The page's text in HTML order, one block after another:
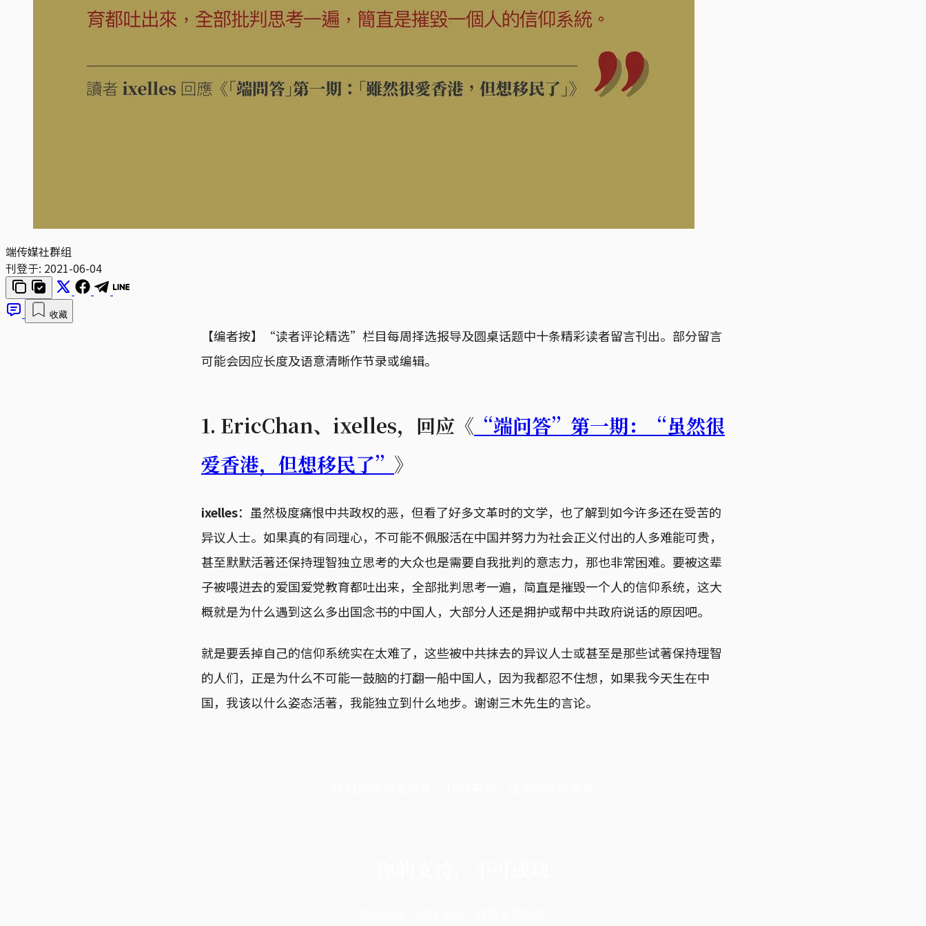
端传媒社群组
刊登于: 2021-06-04
收藏
【编者按】“读者评论精选”栏目每周择选报导及圆桌话题中十条精彩读者留言刊出。部分留言
可能会因应长度及语意清晰作节录或编辑。
1. EricChan、ixelles，回应《 “端问答”第一期：“虽然很
爱香港，但想移民了” 》
ixelles：虽然极度痛恨中共政权的恶，但看了好多文革时的文学，也了解到如今许多还在受苦的
异议人士。如果真的有同理心，不可能不佩服活在中国并努力为社会正义付出的人多难能可贵，
甚至默默活著还保持理智独立思考的大众也是需要自我批判的意志力，那也非常困难。要被这辈
子被喂进去的爱国爱党教育都吐出来，全部批判思考一遍，简直是摧毁一个人的信仰系统，这大
概就是为什么遇到这么多出国念书的中国人，大部分人还是拥护或帮中共政府说话的原因吧。
就是要丢掉自己的信仰系统实在太难了，这些被中共抹去的异议人士或甚至是那些试著保持理智
的人们，正是为什么不可能一鼓脑的打翻一船中国人，因为我都忍不住想，如果我今天生在中
国，我该以什么姿态活著，我能独立到什么地步。谢谢三木先生的言论。